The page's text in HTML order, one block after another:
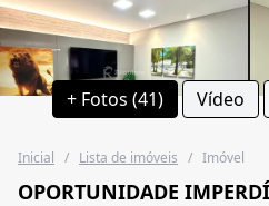
+ Fotos (41) Vídeo
Inicial / Lista de imóveis / Imóvel
OPORTUNIDADE